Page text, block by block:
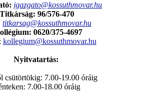
igazgato@kossuthmovar.hu
Titkárság: 96/576-470
titkarsag@kossuthmovar.hu
0620/375-4697
kollegium@kossuthmovar.hu
Nyitvatartás:
csütörtökig: 7.00-19.00 óráig
7.00-18.00 óráig